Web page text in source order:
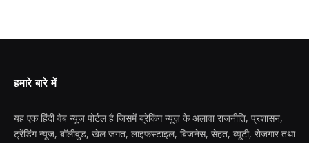
हमारे बारे में
यह एक हिंदी वेब न्यूज़ पोर्टल है जिसमें ब्रेकिंग न्यूज़ के अलावा राजनीति, प्रशासन,
ट्रेंडिंग न्यूज, बॉलीवुड, खेल जगत, लाइफस्टाइल, बिजनेस, सेहत, ब्यूटी, रोजगार तथा